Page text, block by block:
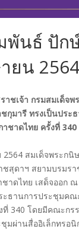
พันธ์ ปัก
ยน 2564
าชเจ้า กรมสมเด็จ
กุมารี ทรงเป็นประ
ชาดไทย ครั้งที่
สมเด็จพระกนิ
ชสุดาฯ สยามบรมร
าดไทย เสด็จออก
ะธานการประชุมคณ
ที่ 340 โดยมีคณะกร
มผ่านสื่ออิเล็กทรอ